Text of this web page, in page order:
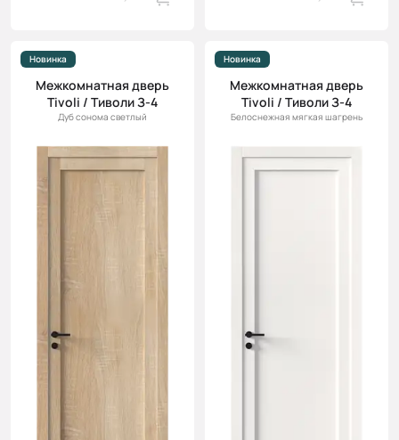
Новинка
Межкомнатная дверь
Tivoli / Тиволи З-4
Дуб сонома светлый
Новинка
Межкомнатная дверь
Tivoli / Тиволи З-4
Белоснежная мягкая шагрень